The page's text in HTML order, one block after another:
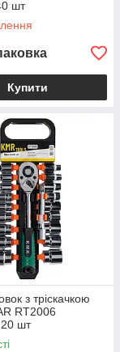
шт
Купити
з тріскачкою
RT2006
шт